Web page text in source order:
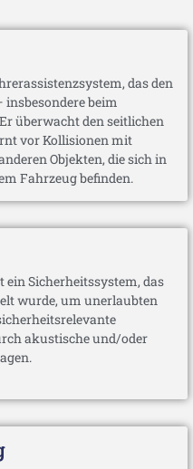
das den
beim
überwacht den seitlichen
vor Kollisionen mit
Objekten, die sich in
Fahrzeug befinden.
Sicherheitssystem, das
wurde, um unerlaubten
akustische und/oder